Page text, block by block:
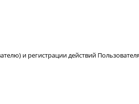
и регистрации действий